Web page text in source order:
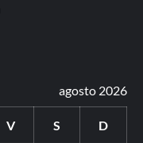
agosto 2026
V S D